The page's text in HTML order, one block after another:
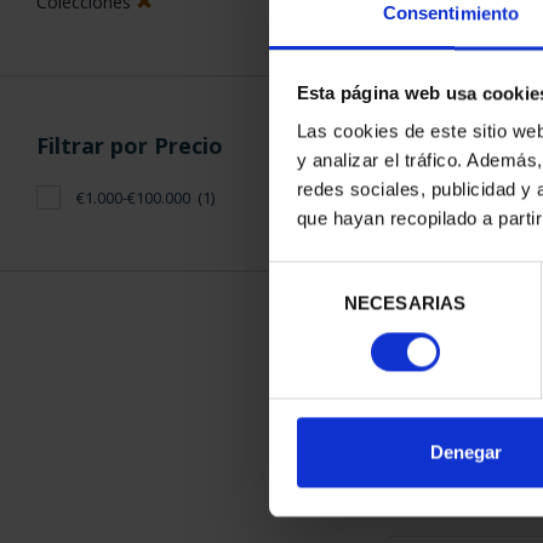
Consentimiento
Esta página web usa
Las cookies de este sitio
y analizar el tráfico.
redes sociales, publicidad y
que hayan recopilado a
consentimiento
NECESARIAS
Denegar
Filtrar por Precio
€1.000-€100.000 (1)
CAPITALES
ORDENAR POR: